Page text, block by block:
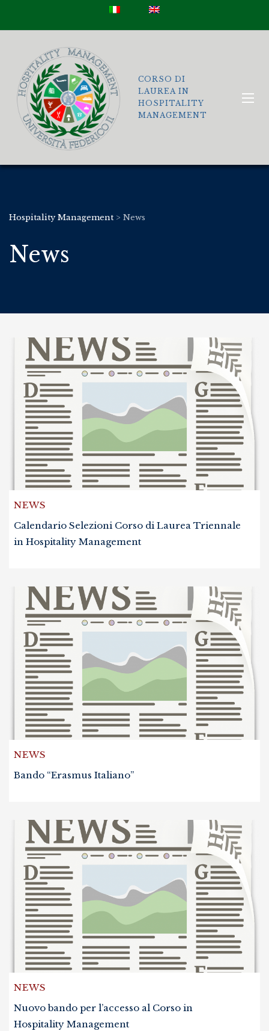
CORSO DI
LAUREA IN
HOSPITALITY
MANAGEMENT
Hospitality Management > News
News
NEWS
Calendario Selezioni Corso di Laurea Triennale
in Hospitality Management
NEWS
Bando “Erasmus Italiano”
NEWS
Nuovo bando per l’accesso al Corso in
Hospitality Management